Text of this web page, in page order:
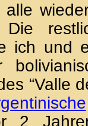
ich und
“Valle
2